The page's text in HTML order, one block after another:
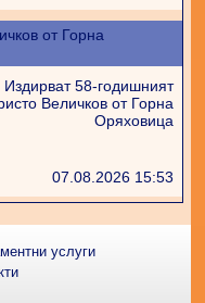
от Горна
Издирват 58-годишният
Величков от Горна
Оряховица
07.08.2026 15:53
услуги